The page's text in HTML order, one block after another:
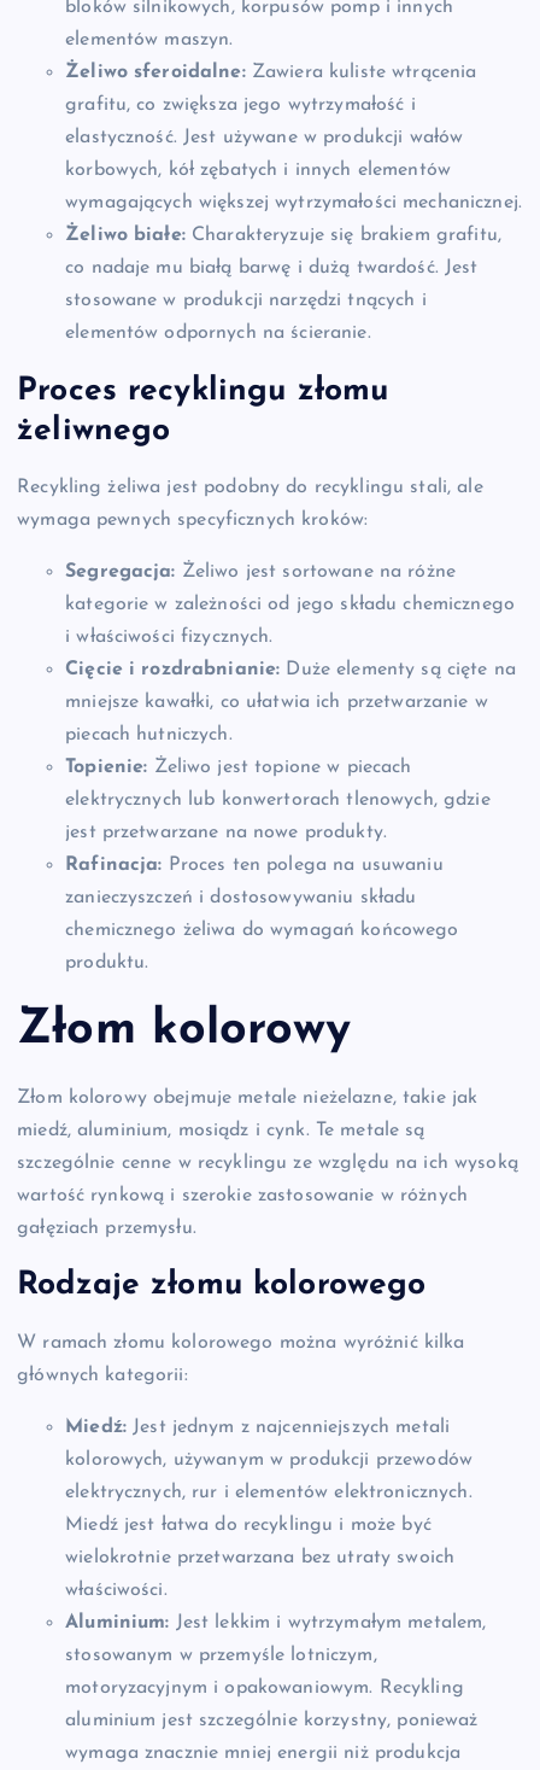
bloków silnikowych, korpusów pomp i innych
elementów maszyn.
Żeliwo sferoidalne:Zawiera kuliste wtrącenia
grafitu, co zwiększa jego wytrzymałość i
elastyczność. Jest używane w produkcji wałów
korbowych, kół zębatych i innych elementów
wymagających większej wytrzymałości mechanicznej.
Żeliwo białe:Charakteryzuje się brakiem grafitu,
co nadaje mu białą barwę i dużą twardość. Jest
stosowane w produkcji narzędzi tnących i
elementów odpornych na ścieranie.
Proces recyklingu złomu
żeliwnego
Recykling żeliwa jest podobny do recyklingu stali, ale
wymaga pewnych specyficznych kroków:
Segregacja: Żeliwo jest sortowane na różne
kategorie w zależności od jego składu chemicznego
i właściwości fizycznych.
Cięcie i rozdrabnianie: Duże elementy są cięte na
mniejsze kawałki, co ułatwia ich przetwarzanie w
piecach hutniczych.
Topienie: Żeliwo jest topione w piecach
elektrycznych lub konwertorach tlenowych, gdzie
jest przetwarzane na nowe produkty.
Rafinacja: Proces ten polega na usuwaniu
zanieczyszczeń i dostosowywaniu składu
chemicznego żeliwa do wymagań końcowego
produktu.
Złom kolorowy
Złom kolorowy obejmuje metale nieżelazne, takie jak
miedź, aluminium, mosiądz i cynk. Te metale są
szczególnie cenne w recyklingu ze względu na ich wysoką
wartość rynkową i szerokie zastosowanie w różnych
gałęziach przemysłu.
Rodzaje złomu kolorowego
W ramach złomu kolorowego można wyróżnić kilka
głównych kategorii:
Miedź:Jest jednym z najcenniejszych metali
kolorowych, używanym w produkcji przewodów
elektrycznych, rur i elementów elektronicznych.
Miedź jest łatwa do recyklingu i może być
wielokrotnie przetwarzana bez utraty swoich
właściwości.
Aluminium: Jest lekkim i wytrzymałym metalem,
stosowanym w przemyśle lotniczym,
motoryzacyjnym i opakowaniowym. Recykling
aluminium jest szczególnie korzystny, ponieważ
wymaga znacznie mniej energii niż produkcja